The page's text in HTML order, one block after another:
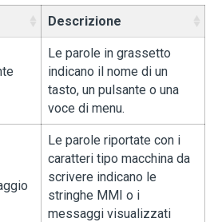
Descrizione
Le parole in grassetto
indicano il nome di un
tasto, un pulsante o una
voce di menu.
Le parole riportate con i
caratteri tipo macchina da
scrivere indicano le
stringhe MMI o i
messaggi visualizzati